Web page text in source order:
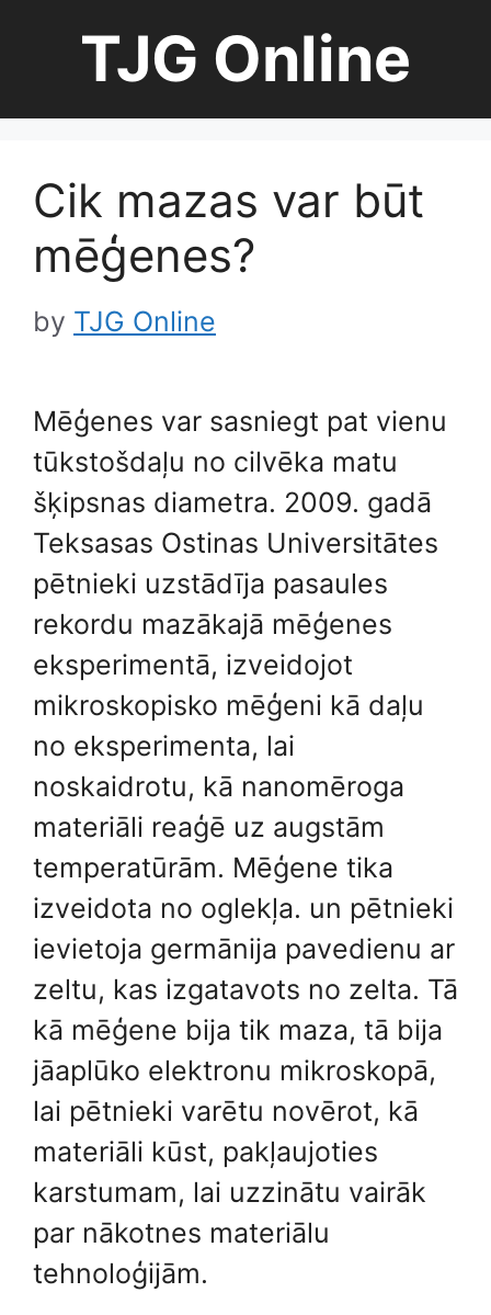
TJG Online
Cik mazas var būt
mēģenes?
by TJG Online
Mēģenes var sasniegt pat vienu
tūkstošdaļu no cilvēka matu
šķipsnas diametra. 2009. gadā
Teksasas Ostinas Universitātes
pētnieki uzstādīja pasaules
rekordu mazākajā mēģenes
eksperimentā, izveidojot
mikroskopisko mēģeni kā daļu
no eksperimenta, lai
noskaidrotu, kā nanomēroga
materiāli reaģē uz augstām
temperatūrām. Mēģene tika
izveidota no oglekļa. un pētnieki
ievietoja germānija pavedienu ar
zeltu, kas izgatavots no zelta. Tā
kā mēģene bija tik maza, tā bija
jāaplūko elektronu mikroskopā,
lai pētnieki varētu novērot, kā
materiāli kūst, pakļaujoties
karstumam, lai uzzinātu vairāk
par nākotnes materiālu
tehnoloģijām.